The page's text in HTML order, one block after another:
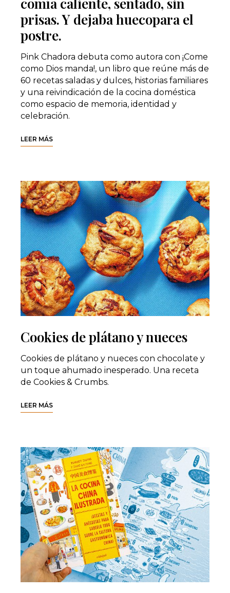
prisas. Y dejaba huecopara el
postre.
Pink Chadora debuta como autora con ¡Come
como Dios manda!, un libro que reúne más de
60 recetas saladas y dulces, historias familiares
y una reivindicación de la cocina doméstica
como espacio de memoria, identidad y
celebración.
LEER MÁS
Cookies de plátano y nueces
Cookies de plátano y nueces con chocolate y
un toque ahumado inesperado. Una receta
de Cookies & Crumbs.
LEER MÁS